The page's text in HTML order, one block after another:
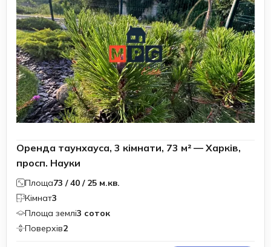
Оренда таунхауса, 3 кімнати, 73 м² — Харків,
просп. Науки
Площа73 / 40 / 25 м.кв.
Кімнат3
Площа землі3 соток
Поверхів2